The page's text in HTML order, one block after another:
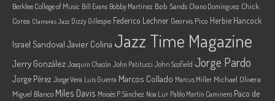
Berklee College of Music Bill Evans Bobby Martínez Bob Sands Chano Domínguez Chick
Corea Clamores Jazz Dizzy Gillespie Federico Lechner Georvis Pico Herbie Hancock
Israel Sandoval Javier Colina Jazz Time Magazine
Jerry González Joaquin Chacón John Patitucci John Scofield Jorge Pardo
Jorge Pérez Jorge Vera Luis Guerra Marcos Collado Marcus Miller Michael Olivera
Miguel Blanco Miles Davis Moisés P. Sánchez Noa Lur Pablo Martín Caminero Paco de